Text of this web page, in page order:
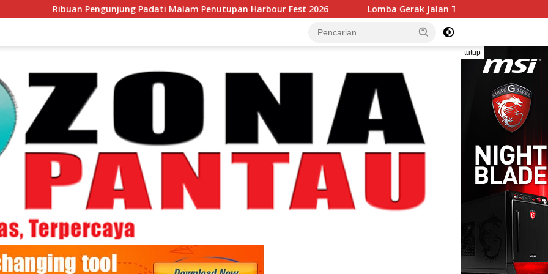
Pengunjung Padati Malam Penutupan Harbour Fest 2026 Lomba Gerak Jalan Tingkat SD Warnai Semarak HUT RI
tutup